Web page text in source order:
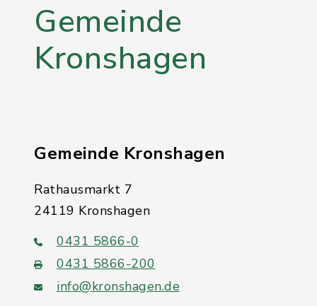
Gemeinde
Kronshagen
Gemeinde Kronshagen
Rathausmarkt 7
24119 Kronshagen
0431 5866-0
0431 5866-200
info@kronshagen.de